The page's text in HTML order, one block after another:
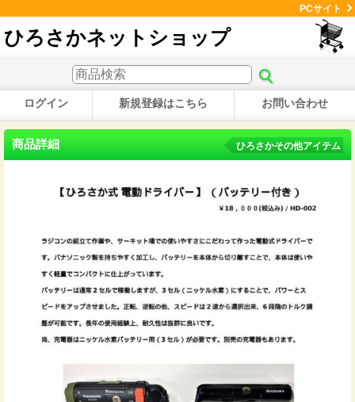
PCサイト
ひろさかネットショップ
ログイン 新規登録はこちら お問い合わせ
商品詳細 ひろさかその他アイテム